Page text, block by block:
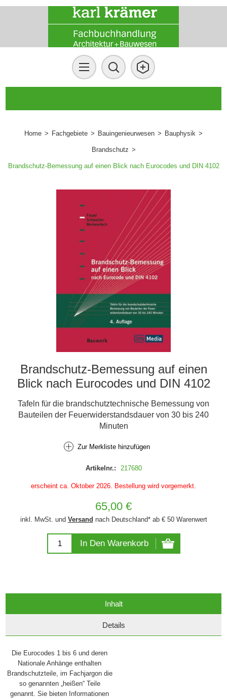
Home > Fachgebiete > Bauingenieurwesen > Bauphysik >
Brandschutz >
Brandschutz-Bemessung auf einen Blick nach Eurocodes und DIN 4102
Brandschutz-Bemessung auf einen
Blick nach Eurocodes und DIN 4102
Tafeln für die brandschutztechnische Bemessung von
Bauteilen der Feuerwiderstandsdauer von 30 bis 240
Minuten
Zur Merkliste hinzufügen
Artikelnr.: 217680
erscheint ca. Oktober 2026. Bestellung wird vorgemerkt.
65,00 €
inkl. MwSt. und Versand nach Deutschland* ab € 50 Warenwert
In Den Warenkorb
Inhalt
Details
Die Eurocodes 1 bis 6 und deren
Nationale Anhänge enthalten
Brandschutzteile, im Fachjargon die
so genannten „heißen“ Teile
genannt. Sie bieten Informationen